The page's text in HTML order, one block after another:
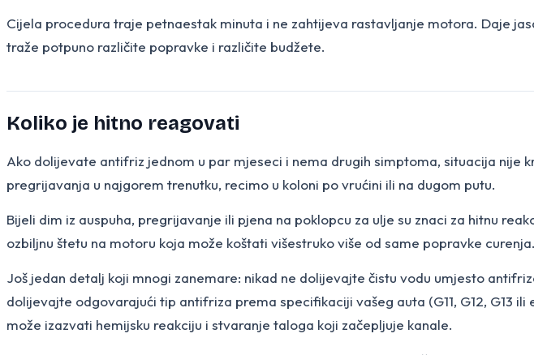
Cijela procedura traje petnaestak minuta i ne zahtijeva rastavljanje motora. Daje
traže potpuno različite popravke i različite budžete.
Koliko je hitno reagovati
Ako dolijevate antifriz jednom u par mjeseci i nema drugih simptoma, situacija nije
pregrijavanja u najgorem trenutku, recimo u koloni po vrućini ili na dugom putu.
Bijeli dim iz auspuha, pregrijavanje ili pjena na poklopcu za ulje su znaci za hitnu
ozbiljnu štetu na motoru koja može koštati višestruko više od same popravke curenja.
Još jedan detalj koji mnogi zanemare: nikad ne dolijevajte čistu vodu umjesto
dolijevajte odgovarajući tip antifriza prema specifikaciji vašeg auta (G11, G12, G13
može izazvati hemijsku reakciju i stvaranje taloga koji začepljuje kanale.